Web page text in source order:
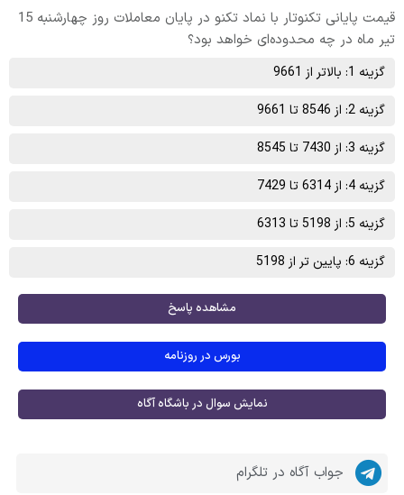
قیمت پایانی تكنوتار با نماد تکنو در پایان معاملات روز چهارشنبه 15
تیر ماه در چه محدوده‌ای خواهد بود؟
گزینه 1: بالاتر از 9661
گزینه 2: از 8546 تا 9661
گزینه 3: از 7430 تا 8545
گزینه 4: از 6314 تا 7429
گزینه 5: از 5198 تا 6313
گزینه 6: پایین تر از 5198
مشاهده پاسخ
بورس در روزنامه
نمایش سوال در باشگاه آگاه
جواب آگاه در تلگرام